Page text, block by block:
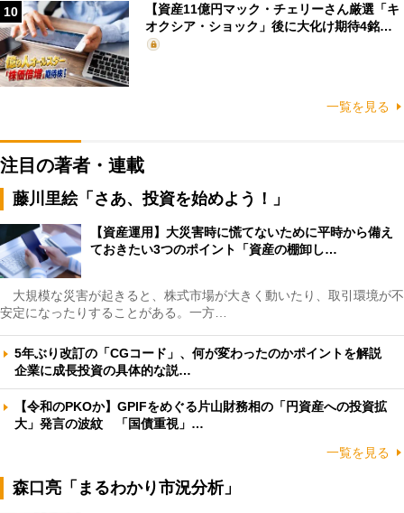
10
【資産11億円マック・チェリーさん厳選「キ
オクシア・ショック」後に大化け期待4銘…
一覧を見る
注目の著者・連載
藤川里絵「さあ、投資を始めよう！」
【資産運用】大災害時に慌てないために平時から備え
ておきたい3つのポイント「資産の棚卸し…
大規模な災害が起きると、株式市場が大きく動いたり、取引環境が不
安定になったりすることがある。一方…
5年ぶり改訂の「CGコード」、何が変わったのかポイントを解説
企業に成長投資の具体的な説…
【令和のPKOか】GPIFをめぐる片山財務相の「円資産への投資拡
大」発言の波紋 「国債重視」…
一覧を見る
森口亮「まるわかり市況分析」